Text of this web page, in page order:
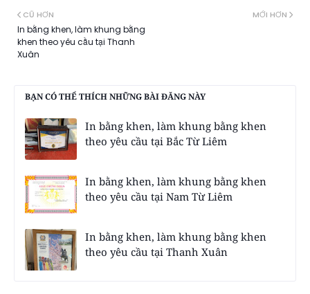
MỚI HƠN
CŨ HƠN
In bằng khen, làm khung bằng
khen theo yêu cầu tại Thanh
Xuân
BẠN CÓ THỂ THÍCH NHỮNG BÀI ĐĂNG NÀY
In bằng khen, làm khung bằng khen
theo yêu cầu tại Bắc Từ Liêm
In bằng khen, làm khung bằng khen
theo yêu cầu tại Nam Từ Liêm
In bằng khen, làm khung bằng khen
theo yêu cầu tại Thanh Xuân